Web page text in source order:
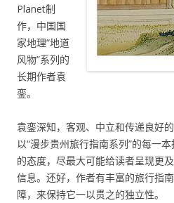
Planet制
作，中国国
家地理“地道
风物”系列的
长期作者袁
銮。
袁銮深知，客观、中立和传递良好
以“漫步贵州旅行指南系列”的每一
的态度，尽最大可能给读者呈现更
信息。还好，作者有丰富的旅行指
障，来保持它一以贯之的独立性。